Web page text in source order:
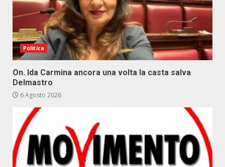
Politica
On. Ida Carmina ancora una volta la casta salva
Delmastro
6 Agosto 2026